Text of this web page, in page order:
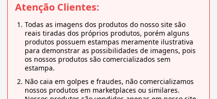
Atenção Clientes:
Todas as imagens dos produtos do nosso site são
reais tiradas dos próprios produtos, porém alguns
produtos possuem estampas meramente ilustrativa
para demonstrar as possibilidades de imagens, pois
os nossos produtos são comercializados sem
estampa.
Não caia em golpes e fraudes, não comercializamos
nossos produtos em marketplaces ou similares.